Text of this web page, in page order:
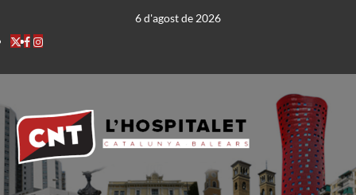
6 d'agost de 2026